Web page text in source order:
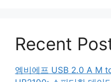
Recent
엠비에프 USB 2.0 A M